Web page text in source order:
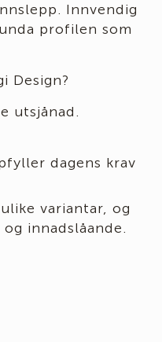
Innvendig
profilen som
Design?
utsjånad.
dagens krav
variantar, og
innadslåande.